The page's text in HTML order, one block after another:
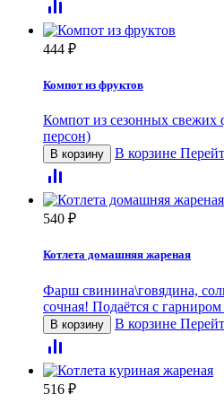
444 ₽
Компот из фруктов
Компот из сезонных свежих
персон)
В корзину В корзине
540 ₽
Котлета домашняя жареная
Фарш свинина\говядина,
сочная! Подаётся с
В корзину В корзине
516 ₽